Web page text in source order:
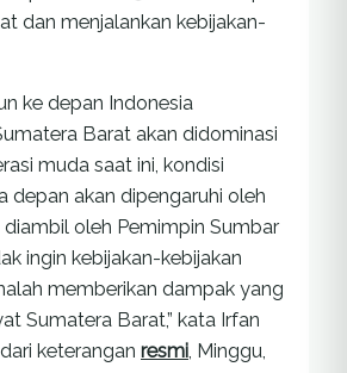
dan menjalankan kebijakan-
ke depan Indonesia
Barat akan didominasi
muda saat ini, kondisi
depan akan dipengaruhi oleh
oleh Pemimpin Sumbar
ingin kebijakan-kebijakan
memberikan dampak yang
Sumatera Barat,” kata Irfan
keterangan resmi , Minggu,